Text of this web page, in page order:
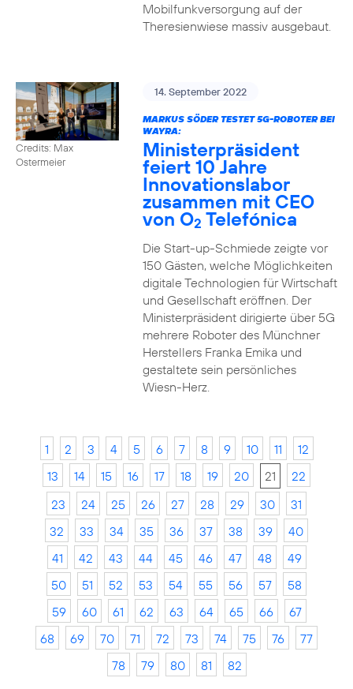
Mobilfunkversorgung auf der
Theresienwiese massiv ausgebaut.
Credits: Max
Ostermeier
14. September 2022
MARKUS SÖDER TESTET 5G-ROBOTER BEI
WAYRA:
Ministerpräsident
feiert 10 Jahre
Innovationslabor
zusammen mit CEO
von O2 Telefónica
Die Start-up-Schmiede zeigte vor
150 Gästen, welche Möglichkeiten
digitale Technologien für Wirtschaft
und Gesellschaft eröffnen. Der
Ministerpräsident dirigierte über 5G
mehrere Roboter des Münchner
Herstellers Franka Emika und
gestaltete sein persönliches
Wiesn-Herz.
1 2 3 4 5 6 7 8 9 10 11
12
13
14 15 16 17 18 19 20 21
22
23
24 25 26 27 28 29 30
31
32
33 34 35 36 37 38 39
40
41
42 43 44 45 46 47 48
49
50
51 52 53 54 55 56 57
58
59
60 61 62 63 64 65 66
67
68
69 70 71 72 73 74 75 76
77
78
79 80 81 82